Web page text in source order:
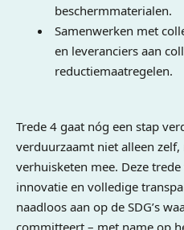
beschermmaterialen.
Samenwerken met
en leveranciers aan
reductiemaatregelen.
Trede 4 gaat nóg een stap
verduurzaamt niet alleen
verhuisketen mee. Deze
innovatie en volledige
naadloos aan op de SDG’s
committeert – met name op